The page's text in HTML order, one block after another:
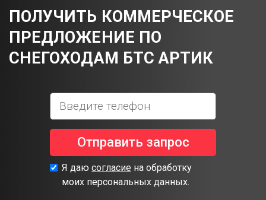
ПОЛУЧИТЬ КОММЕРЧЕСКОЕ
ПРЕДЛОЖЕНИЕ ПО
СНЕГОХОДАМ БТС АРТИК
Отправить запрос
Я даю согласие на обработку
моих персональных данных.